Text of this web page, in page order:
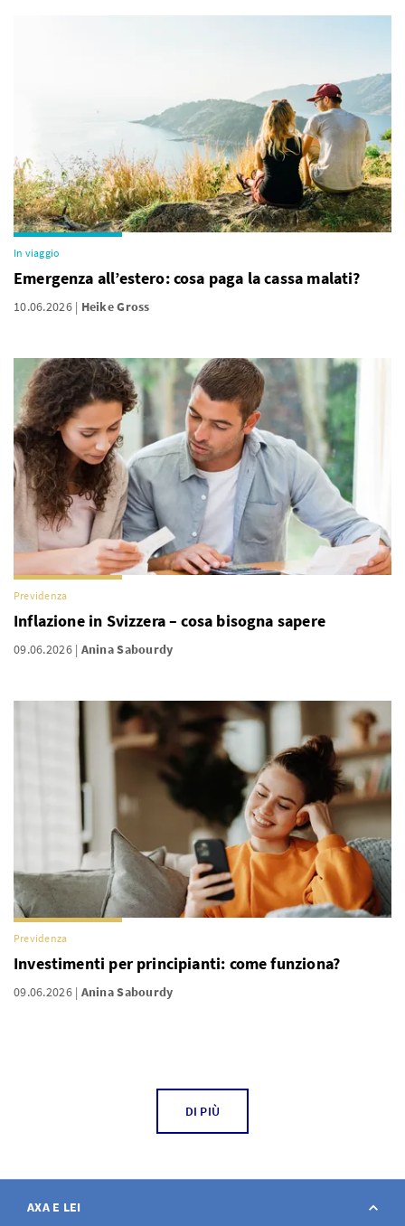
In viaggio
Emergenza all’estero: cosa paga la cassa malati?
10.06.2026 Heike Gross
Previdenza
Inflazione in Svizzera – cosa bisogna sapere
09.06.2026 Anina Sabourdy
Previdenza
Investimenti per principianti: come funziona?
09.06.2026 Anina Sabourdy
DI PIÙ
AXA E LEI